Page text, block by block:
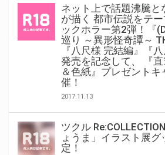
ネット上で話題沸騰と
が描く 都市伝説をテ
ックホラー第2弾！『
巡り ～異形怪奇譚～
『八尺様 完結編』『
発売を記念して、 『
＆色紙』プレゼントキ
催！
2017.11.13
ツクル
ょうま」イラスト展
定！